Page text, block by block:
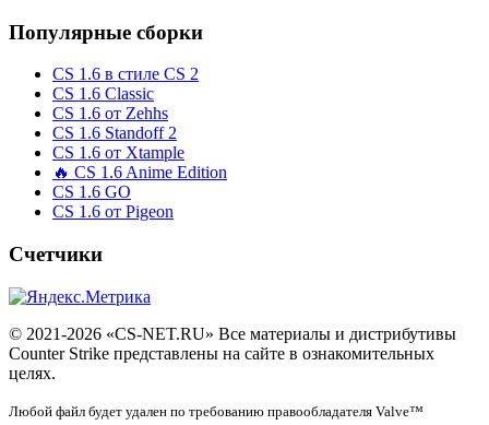
Популярные сборки
CS 1.6 в стиле CS 2
CS 1.6 Classic
CS 1.6 от Zehhs
CS 1.6 Standoff 2
CS 1.6 от Xtample
🔥 CS 1.6 Anime Edition
CS 1.6 GO
CS 1.6 от Pigeon
Счетчики
© 2021-2026 «CS-NET.RU» Все материалы и дистрибутивы
Counter Strike представлены на сайте в ознакомительных
целях.
Любой файл будет удален по требованию правообладателя Valve™